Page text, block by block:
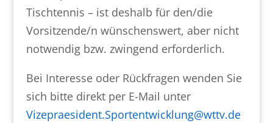
Tischtennis – ist deshalb für den/die
Vorsitzende/n wünschenswert, aber nicht
notwendig bzw. zwingend erforderlich.
Bei Interesse oder Rückfragen wenden Sie
sich bitte direkt per E-Mail unter
Vizepraesident.Sportentwicklung@wttv.de